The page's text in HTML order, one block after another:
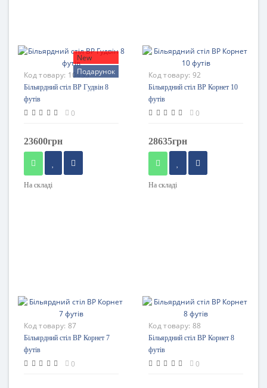
New
Подарунок
Код товару: 10433
Більярдний стіл BP Гудвін 8
футів
0
23600грн
На складі
Код товару: 92
Більярдний стіл BP Корнет 10
футів
0
28635грн
На складі
Код товару: 87
Більярдний стіл BP Корнет 7
футів
0
Код товару: 88
Більярдний стіл BP Корнет 8
футів
0